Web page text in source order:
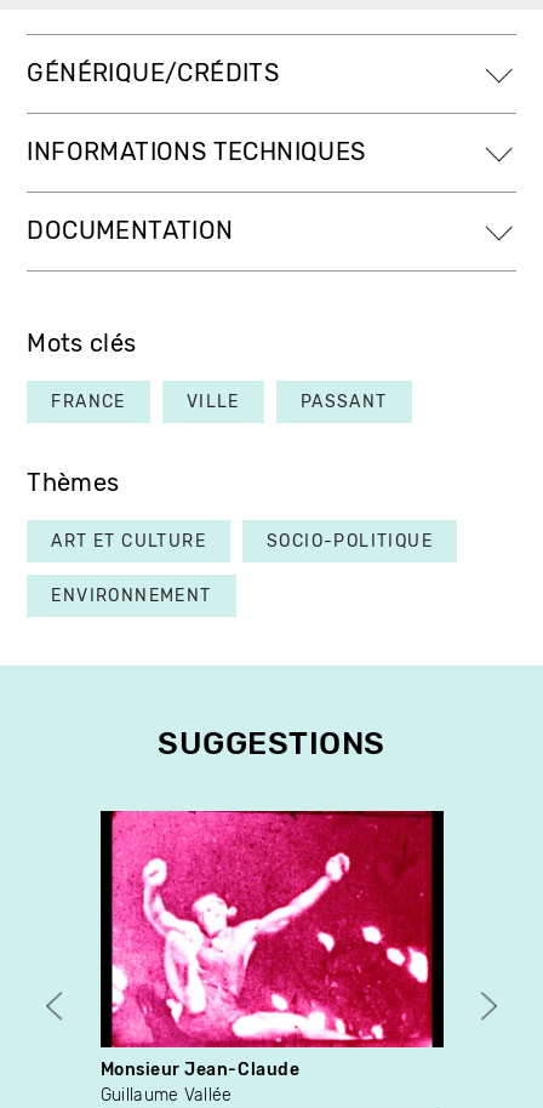
GÉNÉRIQUE/CRÉDITS
INFORMATIONS TECHNIQUES
DOCUMENTATION
Mots clés
FRANCE VILLE PASSANT
Thèmes
ART ET CULTURE SOCIO-POLITIQUE
ENVIRONNEMENT
SUGGESTIONS
Monsieur Jean-Claude
Guillaume Vallée